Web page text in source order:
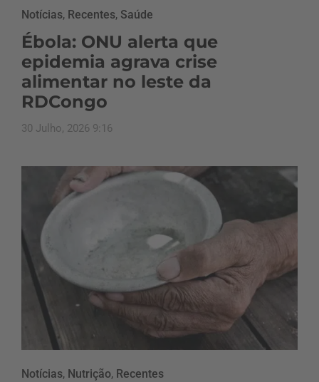
Notícias, Recentes, Saúde
Ébola: ONU alerta que
epidemia agrava crise
alimentar no leste da
RDCongo
30 Julho, 2026 9:16
Notícias, Nutrição, Recentes